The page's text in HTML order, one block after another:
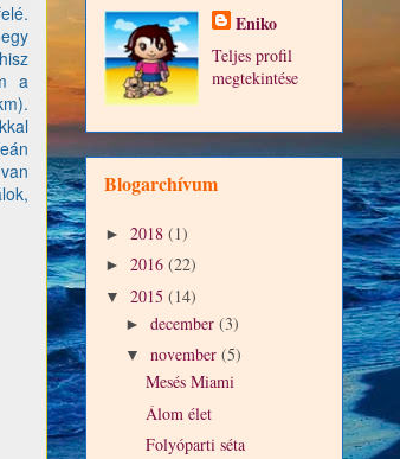
a
Eniko
Teljes profil
megtekintése
Blogarchívum
► 2018 (1)
► 2016 (22)
▼ 2015 (14)
► december (3)
▼ november (5)
Mesés Miami
Álom élet
Folyóparti séta